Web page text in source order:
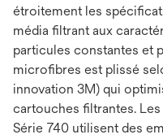
étroitement les
média filtrant aux
particules constantes et
microfibres est plissé
innovation 3M) qui
cartouches filtrantes.
Série 740 utilisent des